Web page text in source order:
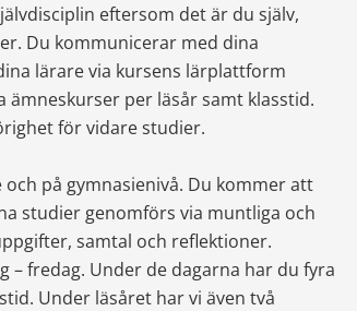
eftersom det är du själv,
Du kommunicerar med dina
lärare via kursens lärplattform
per läsår samt klasstid.
för vidare studier.
på gymnasienivå. Du kommer att
studier genomförs via muntliga och
samtal och reflektioner.
– fredag. Under de dagarna har du fyra
Under läsåret har vi även två